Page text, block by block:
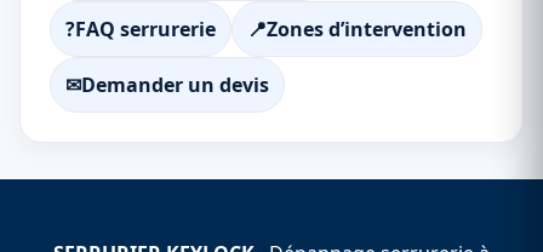
?FAQ serrurerie 📍Zones d’intervention
✉Demander un devis